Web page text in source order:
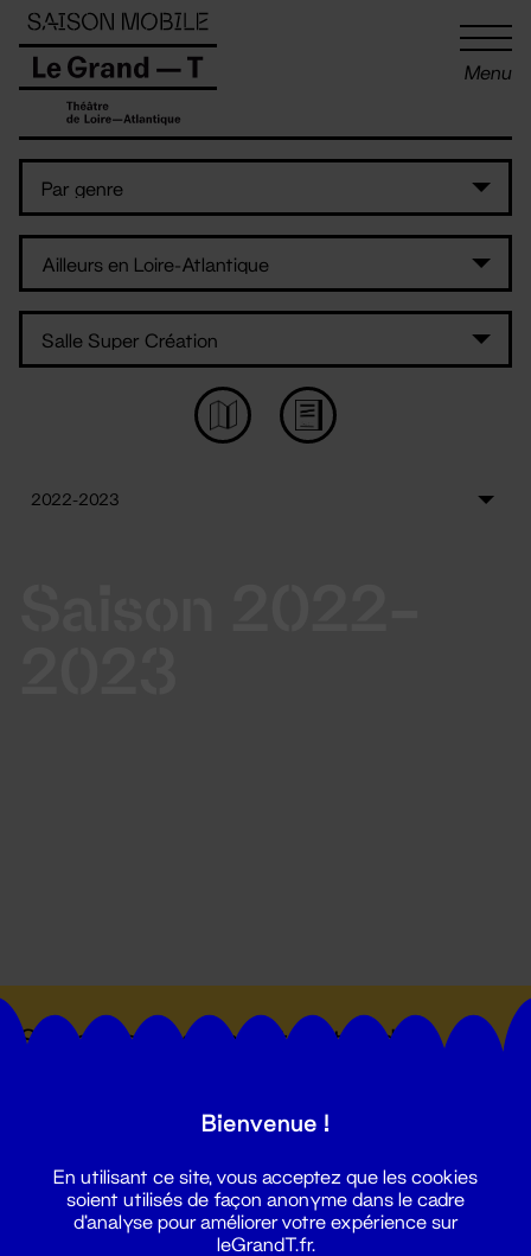
Menu
Suivez toutes les actualités du
Panneau de gestion des cookies
Bienvenue !
En utilisant ce site, vous acceptez que les cookies
soient utilisés de façon anonyme dans le cadre
d'analyse pour améliorer votre expérience sur
leGrandT.fr.